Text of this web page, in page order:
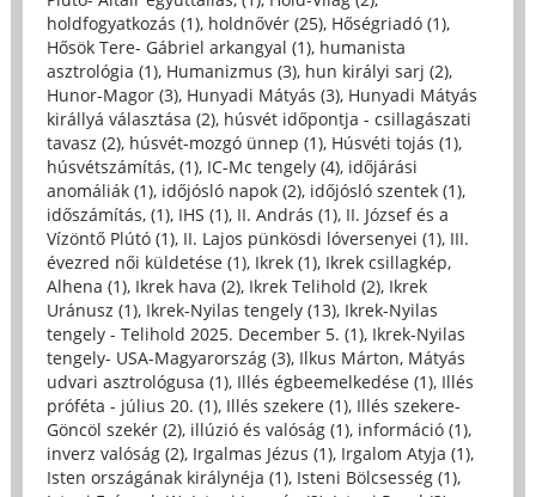
holdfogyatkozás (1), holdnővér (25), Hőségriadó (1),
Hősök Tere- Gábriel arkangyal (1), humanista
asztrológia (1), Humanizmus (3), hun királyi sarj (2),
Hunor-Magor (3), Hunyadi Mátyás (3), Hunyadi Mátyás
királlyá választása (2), húsvét időpontja - csillagászati
tavasz (2), húsvét-mozgó ünnep (1), Húsvéti tojás (1),
húsvétszámítás, (1), IC-Mc tengely (4), időjárási
anomáliák (1), időjósló napok (2), időjósló szentek (1),
időszámítás, (1), IHS (1), II. András (1), II. József és a
Vízöntő Plútó (1), II. Lajos pünkösdi lóversenyei (1), III.
évezred női küldetése (1), Ikrek (1), Ikrek csillagkép,
Alhena (1), Ikrek hava (2), Ikrek Telihold (2), Ikrek
Uránusz (1), Ikrek-Nyilas tengely (13), Ikrek-Nyilas
tengely - Telihold 2025. December 5. (1), Ikrek-Nyilas
tengely- USA-Magyarország (3), Ilkus Márton, Mátyás
udvari asztrológusa (1), Illés égbeemelkedése (1), Illés
próféta - július 20. (1), Illés szekere (1), Illés szekere-
Göncöl szekér (2), illúzió és valóság (1), információ (1),
inverz valóság (2), Irgalmas Jézus (1), Irgalom Atyja (1),
Isten országának királynéja (1), Isteni Bölcsesség (1),